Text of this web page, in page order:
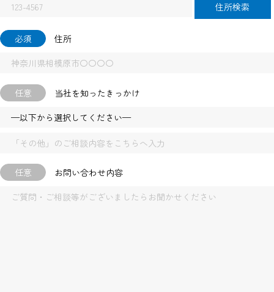
住所検索
必須 住所
任意 当社を知ったきっかけ
任意 お問い合わせ内容